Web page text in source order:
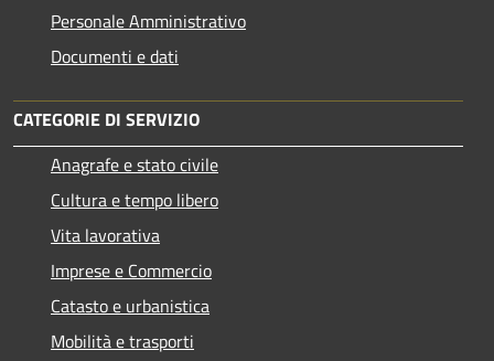
Personale Amministrativo
Documenti e dati
CATEGORIE DI SERVIZIO
Anagrafe e stato civile
Cultura e tempo libero
Vita lavorativa
Imprese e Commercio
Catasto e urbanistica
Mobilità e trasporti